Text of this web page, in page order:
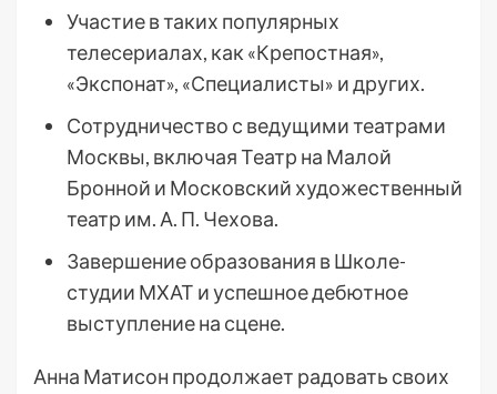
Участие в таких популярных
телесериалах, как «Крепостная»,
«Экспонат», «Специалисты» и других.
Сотрудничество с ведущими театрами
Москвы, включая Театр на Малой
Бронной и Московский художественный
театр им. А. П. Чехова.
Завершение образования в Школе-
студии МХАТ и успешное дебютное
выступление на сцене.
Анна Матисон продолжает радовать своих